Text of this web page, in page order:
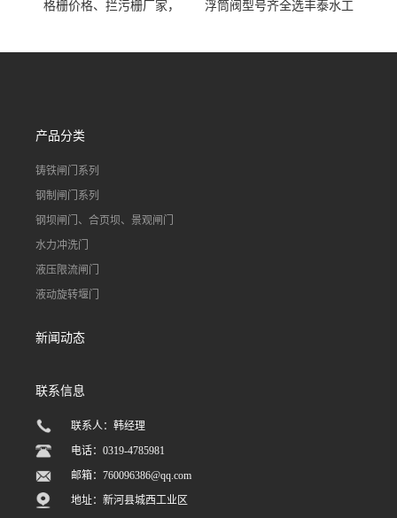
格栅价格、拦污栅厂家，
浮筒阀型号齐全选丰泰水工
道水库电站污水处理钢制闸
产品分类
铸铁闸门系列
钢制闸门系列
钢坝闸门、合页坝、景观闸门
水力冲洗门
液压限流闸门
液动旋转堰门
新闻动态
联系信息
联系人：韩经理
电话：0319-4785981
邮箱：760096386@qq.com
地址：新河县城西工业区